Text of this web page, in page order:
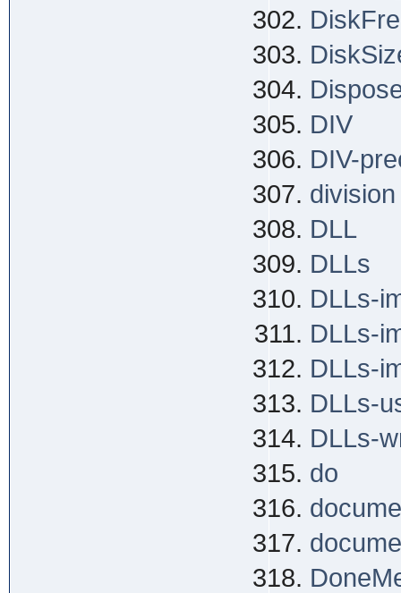
DIV
DIV-
DLL
DLLs
DLLs-
DLLs-
DLLs-
DLLs-
DLLs-
do